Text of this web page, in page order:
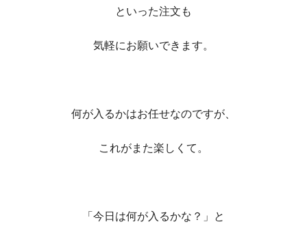
といった注文も
気軽にお願いできます。
何が入るかはお任せなのですが、
これがまた楽しくて。
「今日は何が入るかな？」と